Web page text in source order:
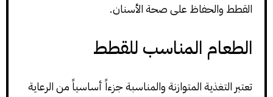
القطط والحفاظ على صحة الأسنان.
الطعام المناسب للقطط
تعتبر التغذية المتوازنة والمناسبة جزءاً أساسياً من الرعاية